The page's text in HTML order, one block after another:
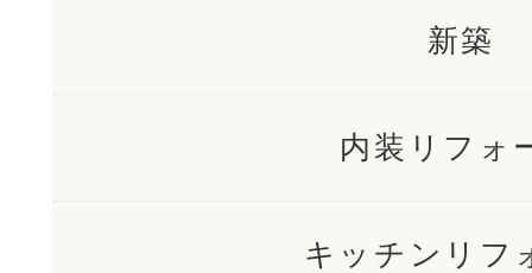
新築
内装リフォ
キッチンリフ